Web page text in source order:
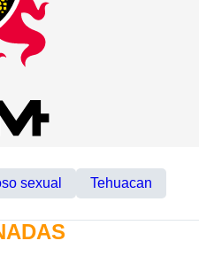
sexual Tehuacan